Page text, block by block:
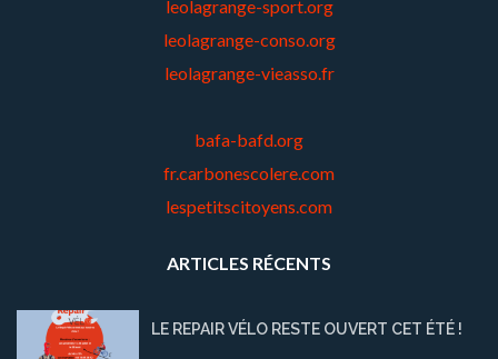
leolagrange-sport.org
leolagrange-conso.org
leolagrange-vieasso.fr
bafa-bafd.org
fr.carbonescolere.com
lespetitscitoyens.com
ARTICLES RÉCENTS
LE REPAIR VÉLO RESTE OUVERT CET ÉTÉ !